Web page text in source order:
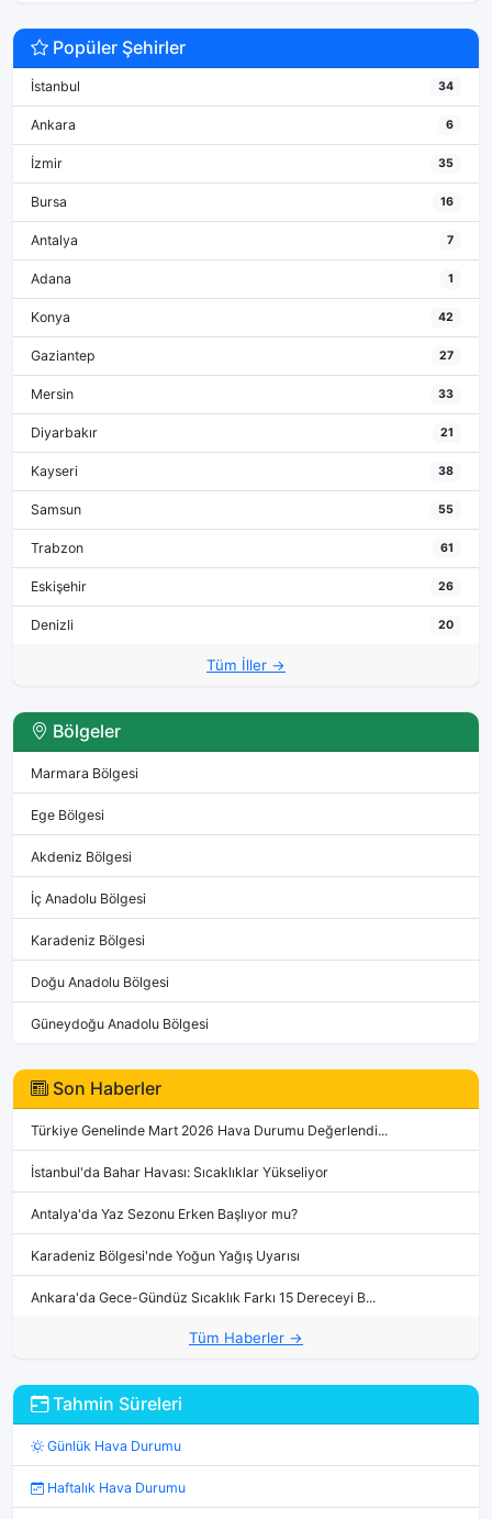
Popüler Şehirler
İstanbul 34
Ankara 6
İzmir 35
Bursa 16
Antalya 7
Adana 1
Konya 42
Gaziantep 27
Mersin 33
Diyarbakır 21
Kayseri 38
Samsun 55
Trabzon 61
Eskişehir 26
Denizli 20
Tüm İller →
Bölgeler
Marmara Bölgesi
Ege Bölgesi
Akdeniz Bölgesi
İç Anadolu Bölgesi
Karadeniz Bölgesi
Doğu Anadolu Bölgesi
Güneydoğu Anadolu Bölgesi
Son Haberler
Türkiye Genelinde Mart 2026 Hava Durumu Değerlendi...
İstanbul'da Bahar Havası: Sıcaklıklar Yükseliyor
Antalya'da Yaz Sezonu Erken Başlıyor mu?
Karadeniz Bölgesi'nde Yoğun Yağış Uyarısı
Ankara'da Gece-Gündüz Sıcaklık Farkı 15 Dereceyi B...
Tüm Haberler →
Tahmin Süreleri
Günlük Hava Durumu
Haftalık Hava Durumu